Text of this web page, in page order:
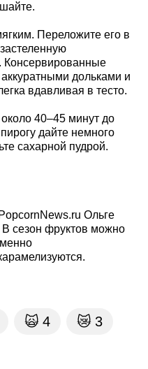
Переложите его в
Консервированные
дольками и
вдавливая в тесто.
40–45 минут до
дайте немного
сахарной пудрой.
Ольге
сезон фруктов можно
🙀 4 😿 3